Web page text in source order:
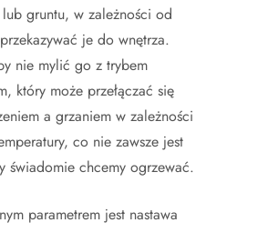
gruntu, w zależności od
je do wnętrza.
nie mylić go z trybem
który może przełączać się
a grzaniem w zależności
co nie zawsze jest
świadomie chcemy ogrzewać.
parametrem jest nastawa